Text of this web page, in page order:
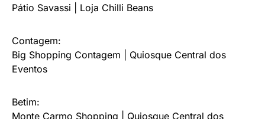
Pátio Savassi | Loja Chilli Beans
Contagem:
Big Shopping Contagem | Quiosque Central dos
Eventos
Betim:
Monte Carmo Shopping | Quiosque Central dos